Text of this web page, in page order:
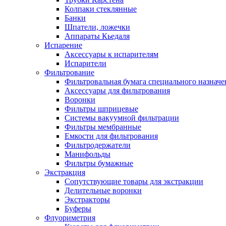
Колпаки стеклянные
Банки
Шпатели, ложечки
Аппараты Кьедаля
Испарение
Аксессуары к испарителям
Испарители
Фильтрование
Фильтровальная бумага специального
Аксессуары для фильтрования
Воронки
Фильтры шприцевые
Системы вакуумной фильтрации
Фильтры мембранные
Емкости для фильтрования
Фильтродержатели
Манифольды
Фильтры бумажные
Экстракция
Сопутствующие товары для экстракции
Делительные воронки
Экстракторы
Буферы
Флуориметрия